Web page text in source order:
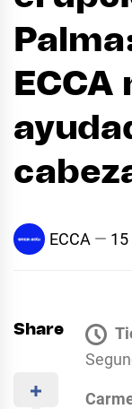
ECCA
ECCA
Share